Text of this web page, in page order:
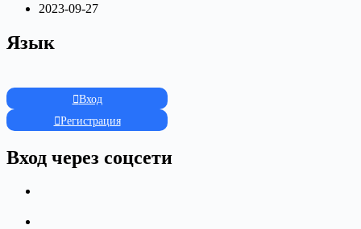
2023-09-27
Язык
Вход
Регистрация
Вход через соцсети